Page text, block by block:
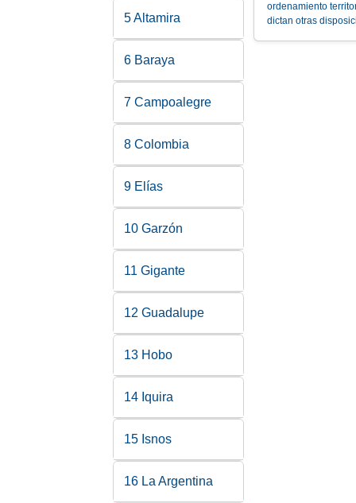
5 Altamira
6 Baraya
7 Campoalegre
8 Colombia
9 Elías
10 Garzón
11 Gigante
12 Guadalupe
13 Hobo
14 Iquira
15 Isnos
16 La Argentina
ordenamiento
dictan otras